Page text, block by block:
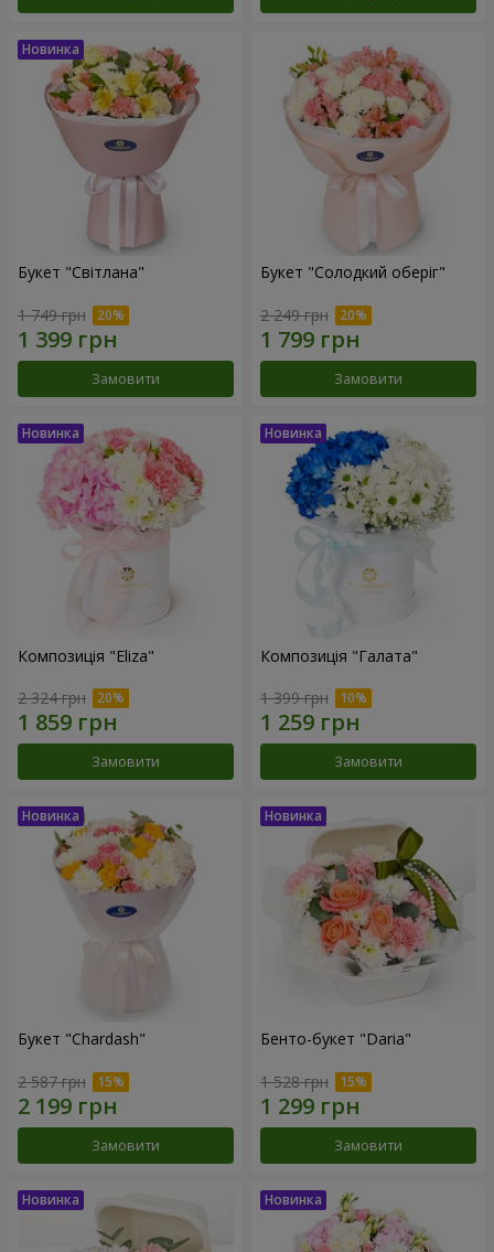
Букет "Світлана"
1 749 грн
Замовити
Букет "Солодкий оберіг"
2 249 грн
Замовити
Композиція "Eliza"
2 324 грн
Замовити
Композиція "Галата"
1 399 грн
Замовити
Букет "Chardash"
2 587 грн
Замовити
Бенто-букет "Daria"
1 528 грн
Замовити